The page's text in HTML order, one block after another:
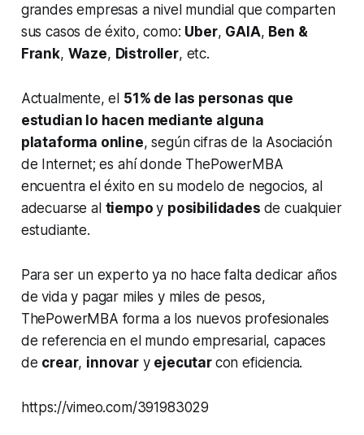
grandes empresas a nivel mundial que comparten
sus casos de éxito, como: Uber, GAIA, Ben &
Frank, Waze, Distroller, etc.
Actualmente, el 51% de las personas que
estudian lo hacen mediante alguna
plataforma online, según cifras de la Asociación
de Internet; es ahí donde ThePowerMBA
encuentra el éxito en su modelo de negocios, al
adecuarse al tiempoy posibilidades de cualquier
estudiante.
Para ser un experto ya no hace falta dedicar años
de vida y pagar miles y miles de pesos,
ThePowerMBA forma a los nuevos profesionales
de referencia en el mundo empresarial, capaces
de crear, innovary ejecutar con eficiencia.
https://vimeo.com/391983029